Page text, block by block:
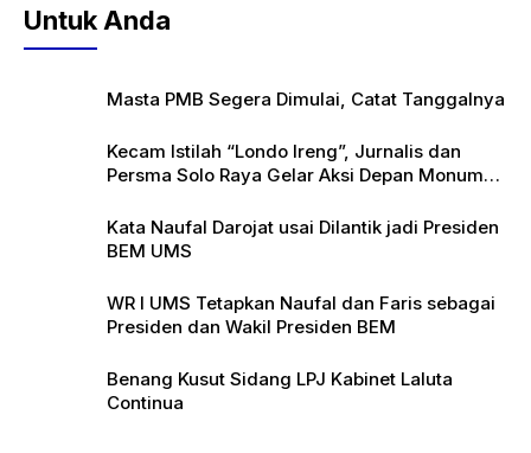
Untuk Anda
Masta PMB Segera Dimulai, Catat Tanggalnya
Kecam Istilah “Londo Ireng”, Jurnalis dan
Persma Solo Raya Gelar Aksi Depan Monumen
Kata Naufal Darojat usai Dilantik jadi Presiden
BEM UMS
WR I UMS Tetapkan Naufal dan Faris sebagai
Presiden dan Wakil Presiden BEM
Benang Kusut Sidang LPJ Kabinet Laluta
Continua